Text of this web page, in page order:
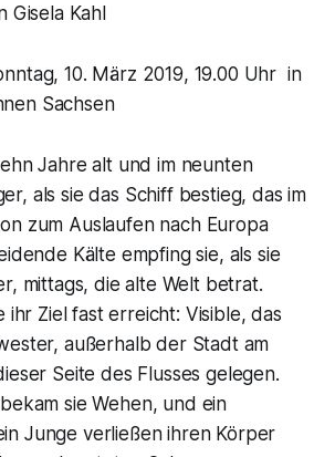
Gisela Kahl
10. März 2019, 19.00 Uhr in
Sachsen
Jahre alt und im neunten
als sie das Schiff bestieg, das im
zum Auslaufen nach Europa
Kälte empfing sie, als sie
mittags, die alte Welt betrat.
ihr Ziel fast erreicht: Visible, das
außerhalb der Stadt am
Seite des Flusses gelegen.
sie Wehen, und ein
Junge verließen ihren Körper